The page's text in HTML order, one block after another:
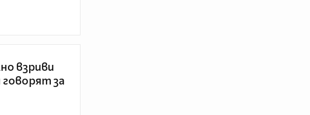
взриви
говорят за